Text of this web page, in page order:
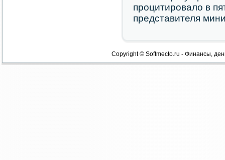
процитировало в
представителя
Copyright © Softmecto.ru - Финансы,